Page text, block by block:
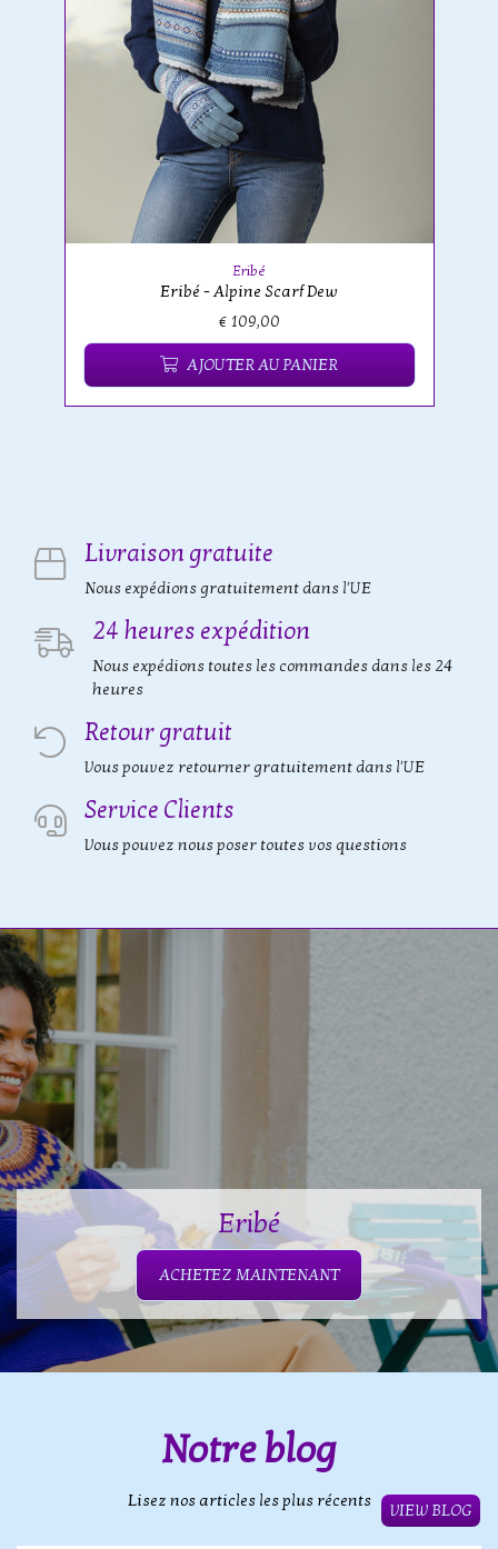
Eribé
Eribé - Alpine Scarf Dew
€ 109,00
AJOUTER AU PANIER
Livraison gratuite
Nous expédions gratuitement dans l'UE
24 heures expédition
Nous expédions toutes les commandes dans les 24
heures
Retour gratuit
Vous pouvez retourner gratuitement dans l'UE
Service Clients
Vous pouvez nous poser toutes vos questions
Eribé
ACHETEZ MAINTENANT
Notre blog
Lisez nos articles les plus récents
VIEW BLOG